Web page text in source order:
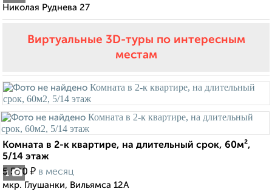
Николая Руднева 27
Виртуальные 3D-туры по интересным
местам
1
Комната в 2-к квартире, на длительный срок, 60м²,
5/14 этаж
5 500 ₽ в месяц
мкр. Глушанки, Вильямса 12А